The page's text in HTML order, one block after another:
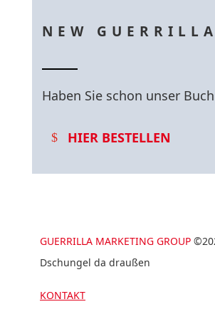
NEW GUERRILLA
Haben Sie schon unser
HIER BESTELLEN
GUERRILLA MARKETING GROUP
Dschungel da draußen
KONTAKT